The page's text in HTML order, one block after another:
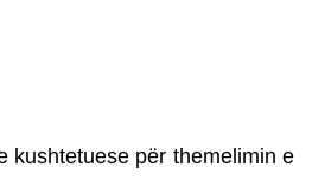
kushtetuese për themelimin e